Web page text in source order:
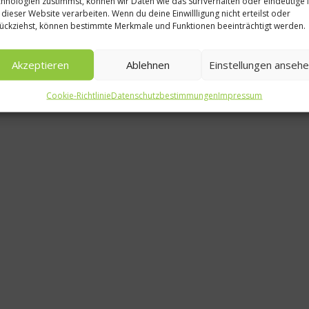
dieser Website verarbeiten. Wenn du deine Einwillligung nicht erteilst oder
können bestimmte Merkmale und Funktionen beeinträchtigt werden.
Akzeptieren Ablehnen Einstellungen
Cookie-RichtlinieDatenschutzbestimmungenImpressum
Skispaß und
Genuss-Rezept
14. Januar 2020